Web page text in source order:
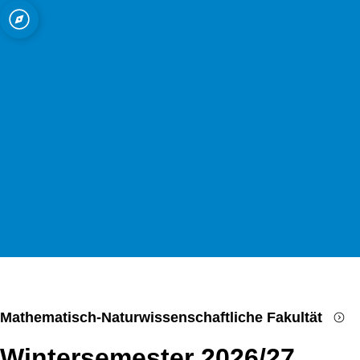
Open quicklink menu
Mathematisch-Naturwissenschaftliche Fakultät